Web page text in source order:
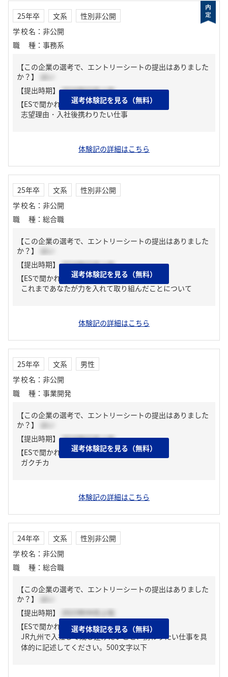
25年卒 文系
性別非公開
学校名 ： 非公開
職種 ： 事務系
【この企業の選考で、エントリーシートの提出はありました
か？】
はい
【提出時期】 2024年03月上旬
【ESで聞かれた質問】
志望理由・入社後携わりたい仕事
体験記の詳細はこちら
選考体験記を見る（無料）
25年卒 文系
性別非公開
学校名 ： 非公開
職種 ： 総合職
【この企業の選考で、エントリーシートの提出はありました
か？】
はい
【提出時期】 2024年03月上旬
【ESで聞かれた質問】
これまであなたが力を入れて取り組んだことについて
体験記の詳細はこちら
選考体験記を見る（無料）
25年卒 文系
男性
学校名 ： 非公開
職種 ： 事業開発
【この企業の選考で、エントリーシートの提出はありました
か？】
はい
【提出時期】 2024年03月上旬
【ESで聞かれた質問】
ガクチカ
体験記の詳細はこちら
選考体験記を見る（無料）
24年卒 文系
性別非公開
学校名 ： 非公開
職種 ： 総合職
【この企業の選考で、エントリーシートの提出はありました
か？】
はい
【提出時期】
2023年04月上旬
【ESで聞かれた質問】
JR九州で入社して成し遂げたいこと、携わりたい仕事を具
体的に記述してください。500文字以下
選考体験記を見る（無料）